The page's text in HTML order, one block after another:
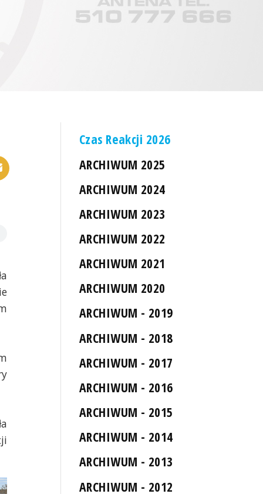
Czas Reakcji 2026
ARCHIWUM 2025
ARCHIWUM 2024
ARCHIWUM 2023
ARCHIWUM 2022
ARCHIWUM 2021
ARCHIWUM 2020
ARCHIWUM - 2019
ARCHIWUM - 2018
ARCHIWUM - 2017
ARCHIWUM - 2016
ARCHIWUM - 2015
ARCHIWUM - 2014
ARCHIWUM - 2013
ARCHIWUM - 2012